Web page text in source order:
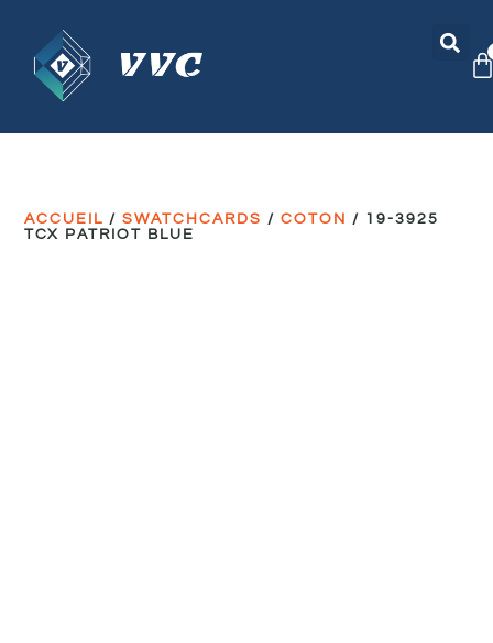
ACCUEIL /SWATCHCARDS /COTON / 19-3925
TCX PATRIOT BLUE